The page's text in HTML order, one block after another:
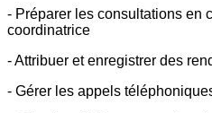
- Préparer les consultations en
coordinatrice
- Attribuer et enregistrer des
- Gérer les appels